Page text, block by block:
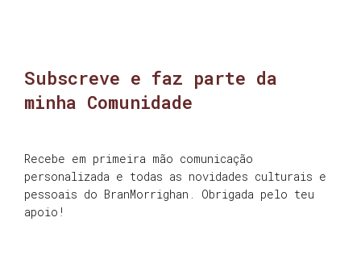
Subscreve e faz parte da
minha Comunidade
Recebe em primeira mão comunicação
personalizada e todas as novidades culturais e
pessoais do BranMorrighan. Obrigada pelo teu
apoio!